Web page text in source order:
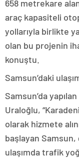
658 metrekare
araç kapasiteli
yollarıyla birlikte
olan bu projenin
konuştu.
Samsun’daki
Samsun’da
Uraloğlu,
olarak hizmete
başlayan
ulaşımda trafik